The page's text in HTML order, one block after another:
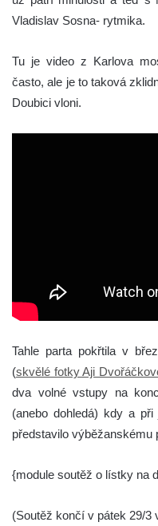
Vladislav Sosna- rytmika.
Tu je video z Karlova
často, ale je to taková
Doubici vloni.
Tahle parta pokřtila v
(skvělé fotky Aji
dva volné vstupy na
(anebo dohledá) kdy a
představilo výběžanskému
{module soutěž o lístky na
(Soutěž končí v pátek 29/3